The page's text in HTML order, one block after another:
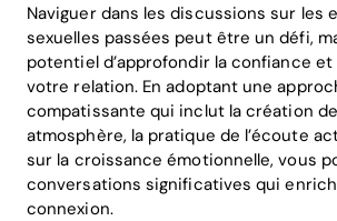
Naviguer dans les discussions sur les
sexuelles passées peut être un défi,
potentiel d’approfondir la confiance et
votre relation. En adoptant une
compatissante qui inclut la création
atmosphère, la pratique de l’écoute
sur la croissance émotionnelle, vous
conversations significatives qui
connexion.